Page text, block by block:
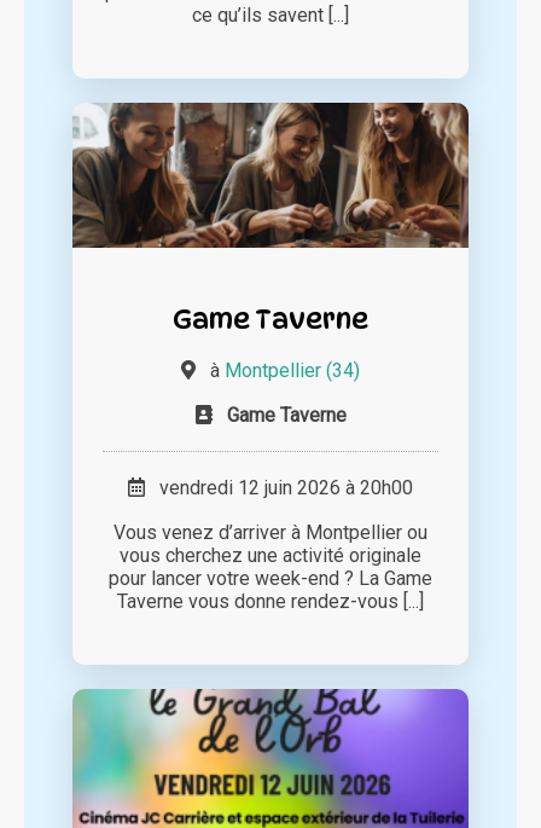
ce qu’ils savent [...]
Game Taverne
à Montpellier (34)
Game Taverne
vendredi 12 juin 2026 à 20h00
Vous venez d’arriver à Montpellier ou
vous cherchez une activité originale
pour lancer votre week-end ? La Game
Taverne vous donne rendez-vous [...]